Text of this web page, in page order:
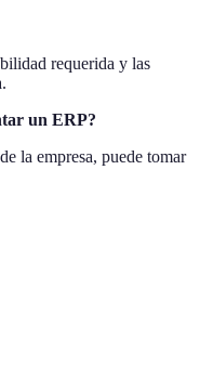
requerida y las
un ERP?
la empresa, puede tomar